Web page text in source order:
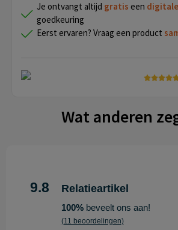
Je ontvangt altijd gratis een
goedkeuring
Eerst ervaren? Vraag een product
Wat anderen
9.8 Relatieartikel
100%beveelt ons aan!
(11 beoordelingen)